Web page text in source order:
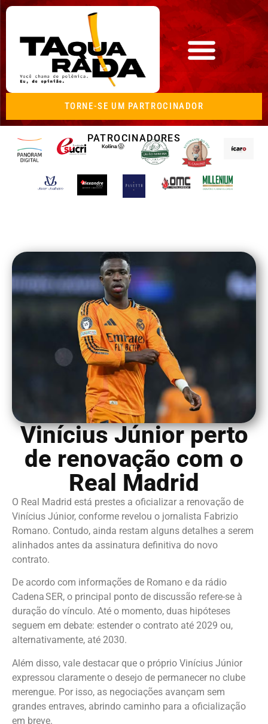
TORNE-SE UM PARTROCINADOR
PATROCINADORES
Vinícius Júnior perto
de renovação com o
Real Madrid
O Real Madrid está prestes a oficializar a renovação de
Vinícius Júnior, conforme revelou o jornalista Fabrizio
Romano. Contudo, ainda restam alguns detalhes a serem
alinhados antes da assinatura definitiva do novo
contrato.
De acordo com informações de Romano e da rádio
Cadena SER, o principal ponto de discussão refere-se à
duração do vínculo. Até o momento, duas hipóteses
seguem em debate: estender o contrato até 2029 ou,
alternativamente, até 2030.
Além disso, vale destacar que o próprio Vinícius Júnior
expressou claramente o desejo de permanecer no clube
merengue. Por isso, as negociações avançam sem
grandes entraves, abrindo caminho para a oficialização
em breve.